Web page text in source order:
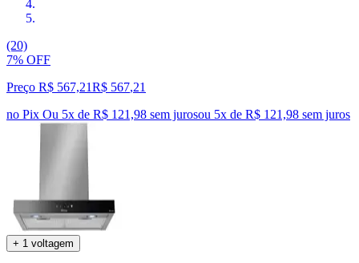
(20)
7% OFF
Preço R$ 567,21R$ 567,21
no Pix Ou 5x de R$ 121,98 sem jurosou 5x de R$ 121,98 sem juros
+ 1 voltagem